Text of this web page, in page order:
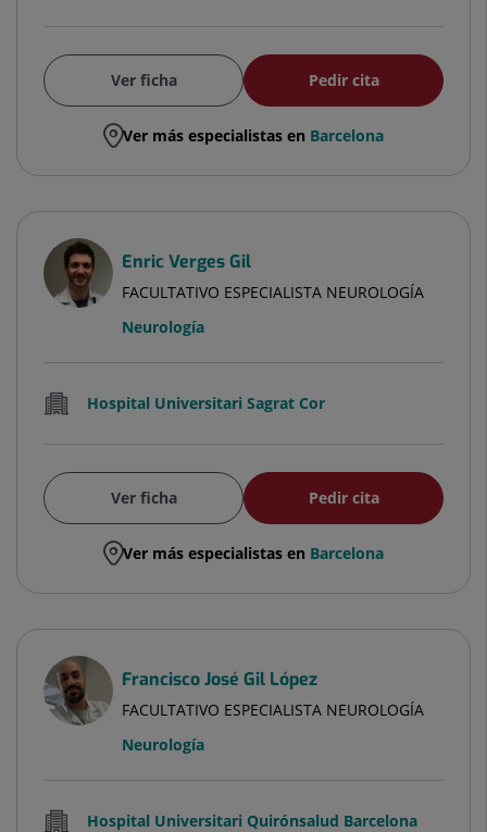
Ver ficha Pedir cita
Ver más especialistas en Barcelona
Enric Verges Gil
FACULTATIVO ESPECIALISTA NEUROLOGÍA
Neurología
Hospital Universitari Sagrat Cor
Ver ficha Pedir cita
Ver más especialistas en Barcelona
Francisco José Gil López
FACULTATIVO ESPECIALISTA NEUROLOGÍA
Neurología
Hospital Universitari Quirónsalud Barcelona